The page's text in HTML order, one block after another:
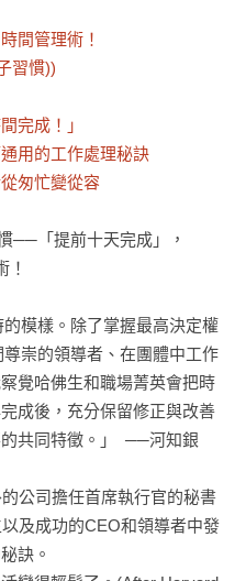
間管理術！
習慣))
完成！」
用的工作處理秘訣
匆忙變從容
──「提前十天完成」，
的模樣。除了掌握最高決定權
崇的領導者、在團體中工作
覺哈佛生和職場菁英會把時
成後，充分保留修正與改善
共同特徵。」  ──河知銀
及成功的CEO和領導者中發
訣。